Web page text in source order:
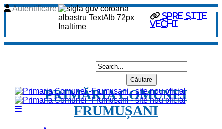
spre site
vechi
Autentificare
PRIMĂRIA COMUNEI
FRUMUȘANI